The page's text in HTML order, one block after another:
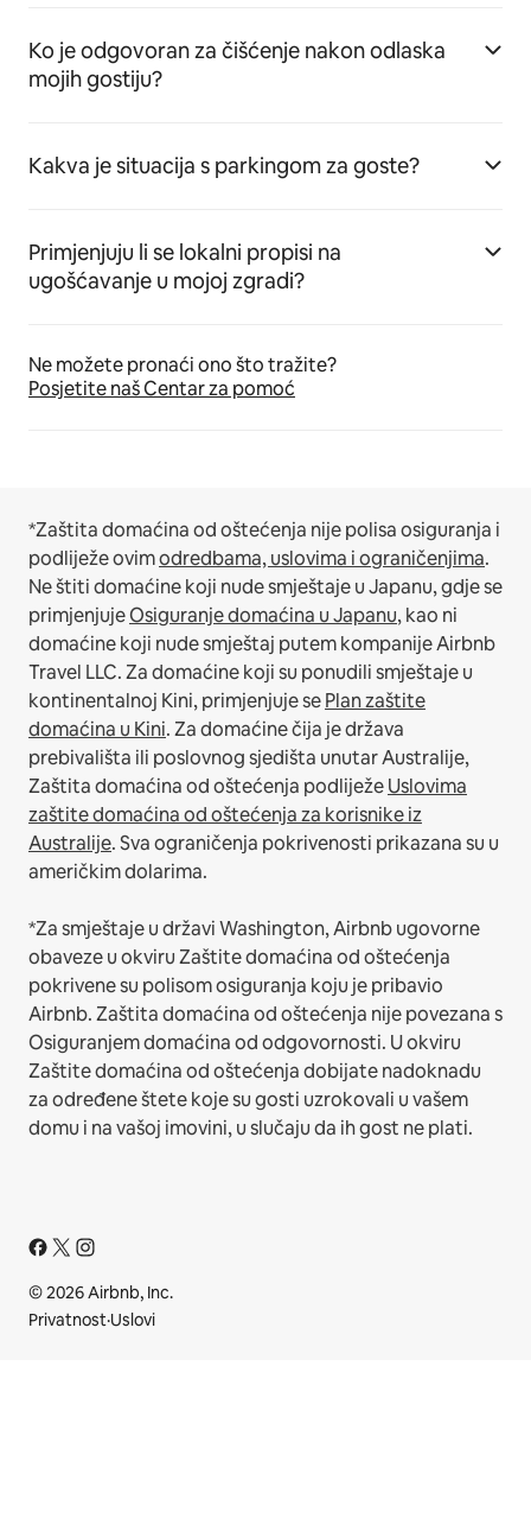
Ko je odgovoran za čišćenje nakon odlaska
mojih gostiju?
Kakva je situacija s parkingom za goste?
Primjenjuju li se lokalni propisi na
ugošćavanje u mojoj zgradi?
Ne možete pronaći ono što tražite?
Posjetite naš Centar za pomoć
*Zaštita domaćina od oštećenja nije polisa osiguranja i
podliježe ovimodredbama, uslovima i ograničenjima.
Ne štiti domaćine koji nude smještaje u Japanu, gdje se
primjenjujeOsiguranje domaćina u Japanu, kao ni
domaćine koji nude smještaj putem kompanije Airbnb
Travel LLC.Za domaćine koji su ponudili smještaje u
kontinentalnoj Kini, primjenjuje sePlan zaštite
domaćina u Kini.Za domaćine čija je država
prebivališta ili poslovnog sjedišta unutar Australije,
Zaštita domaćina od oštećenja podliježeUslovima
zaštite domaćina od oštećenja za korisnike iz
Australije. Sva ograničenja pokrivenosti prikazana su u
američkim dolarima.
*Za smještaje u državi Washington, Airbnb ugovorne
obaveze u okviru Zaštite domaćina od oštećenja
pokrivene su polisom osiguranja koju je pribavio
Airbnb. Zaštita domaćina od oštećenja nije povezana s
Osiguranjem domaćina od odgovornosti. U okviru
Zaštite domaćina od oštećenja dobijate nadoknadu
za određene štete koje su gosti uzrokovali u vašem
domu i na vašoj imovini, u slučaju da ih gost ne plati.
© 2026 Airbnb, Inc.
Privatnost·Uslovi